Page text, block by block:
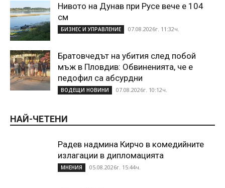
Нивото на Дунав при Русе вече е 104
см
БИЗНЕС И УПРАВЛЕНИЕ 07.08.2026г. 11:32ч.
Братовчедът на убития след побой
мъж в Пловдив: Обвиненията, че е
педофил са абсурдни
ВОДЕЩИ НОВИНИ 07.08.2026г. 10:12ч.
НАЙ-ЧЕТЕНИ
Радев надмина Кирчо в комедийните
излагации в дипломацията
МНЕНИЯ 05.08.2026г. 15:44ч.